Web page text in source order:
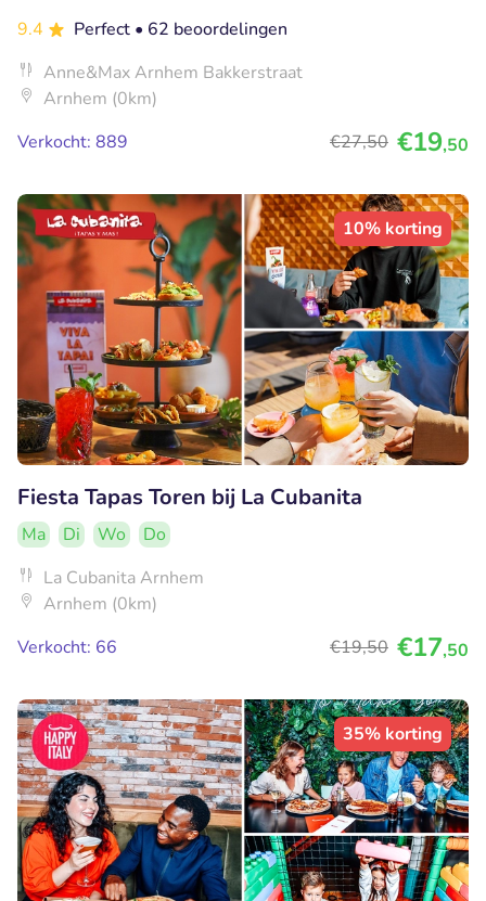
9.4
Perfect • 62 beoordelingen
Anne&Max Arnhem Bakkerstraat
Arnhem (0km)
Verkocht: 889
€27,50 €19,50
10% korting
Fiesta Tapas Toren bij La Cubanita
Ma Di Wo
Do
La Cubanita Arnhem
Arnhem (0km)
Verkocht: 66
€19,50 €17,50
35% korting